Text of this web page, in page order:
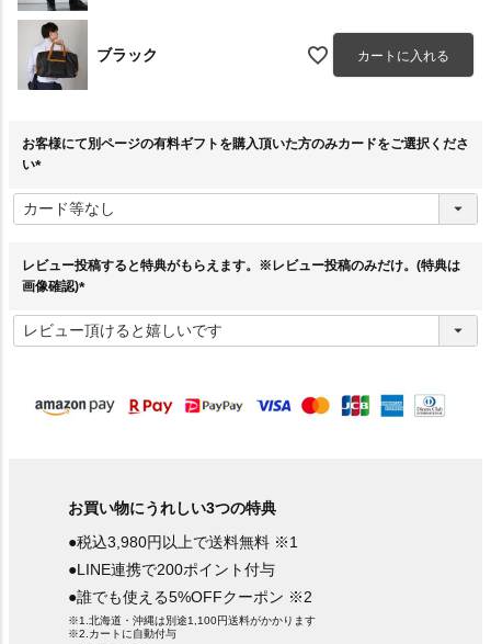
ブラック カートに入れる
お客様にて別ページの有料ギフトを購入頂いた方のみカードをご選択くださ
い
必
須
レビュー投稿すると特典がもらえます。※レビュー投稿のみだけ。(特典は
画像確認)
必
須
お買い物にうれしい3つの特典
●税込3,980円以上で送料無料 ※1
●LINE連携で200ポイント付与
●誰でも使える5%OFFクーポン ※2
※1.北海道・沖縄は別途1,100円送料がかかります
※2.カートに自動付与